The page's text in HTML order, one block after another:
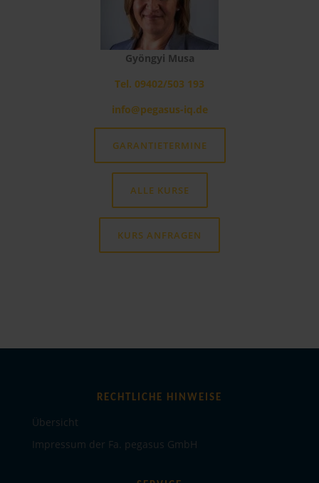
Gyöngyi Musa
Tel. 09402/503 193
info@pegasus-iq.de
GARANTIETERMINE
ALLE KURSE
KURS ANFRAGEN
RECHTLICHE HINWEISE
Übersicht
Impressum der Fa. pegasus GmbH